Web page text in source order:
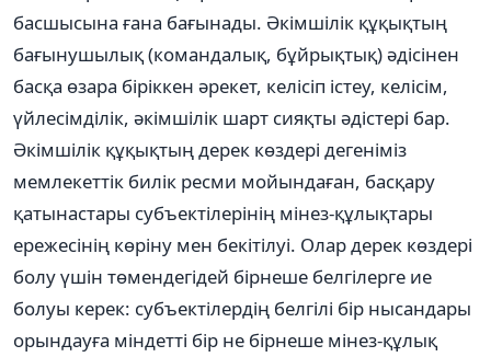
басшысына ғана бағынады. Әкімшілік құқықтың
бағынушылық (командалық, бұйрықтық) әдісінен
басқа өзара біріккен әрекет, келісіп істеу, келісім,
үйлесімділік, әкімшілік шарт сияқты әдістері бар.
Әкімшілік құқықтың дерек көздері дегеніміз
мемлекеттік билік ресми мойындаған, басқару
қатынастары субъектілерінің мінез-құлықтары
ережесінің көріну мен бекітілуі. Олар дерек көздері
болу үшін төмендегідей бірнеше белгілерге ие
болуы керек: субъектілердің белгілі бір нысандары
орындауға міндетті бір не бірнеше мінез-құлық